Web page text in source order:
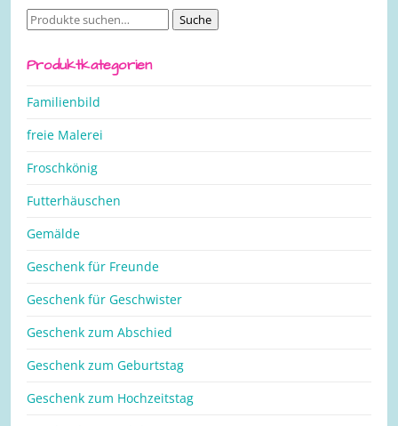
Suche
Suche
Produktkategorien
Familienbild
freie Malerei
Froschkönig
Futterhäuschen
Gemälde
Geschenk für Freunde
Geschenk für Geschwister
Geschenk zum Abschied
Geschenk zum Geburtstag
Geschenk zum Hochzeitstag